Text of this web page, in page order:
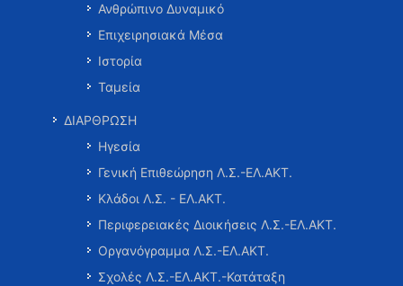
Ανθρώπινο Δυναμικό
Επιχειρησιακά Μέσα
Ιστορία
Ταμεία
ΔΙΑΡΘΡΩΣΗ
Ηγεσία
Γενική Επιθεώρηση Λ.Σ.-ΕΛ.ΑΚΤ.
Κλάδοι Λ.Σ. - ΕΛ.ΑΚΤ.
Περιφερειακές Διοικήσεις Λ.Σ.-ΕΛ.ΑΚΤ.
Οργανόγραμμα Λ.Σ.-ΕΛ.ΑΚΤ.
Σχολές Λ.Σ.-ΕΛ.ΑΚΤ.-Κατάταξη